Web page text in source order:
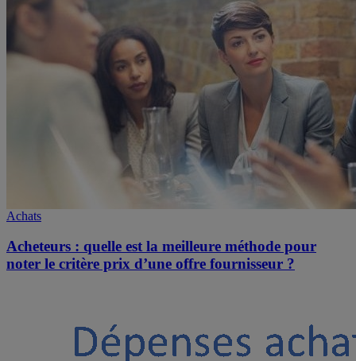
Achats
Acheteurs : quelle est la meilleure méthode pour
noter le critère prix d’une offre fournisseur ?